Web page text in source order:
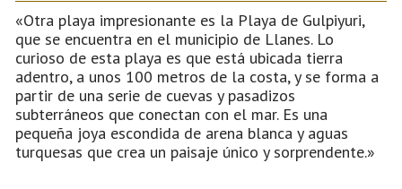
«Otra playa impresionante es la Playa de Gulpiyuri,
que se encuentra en el municipio de Llanes. Lo
curioso de esta playa es que está ubicada tierra
adentro, a unos 100 metros de la costa, y se forma a
partir de una serie de cuevas y pasadizos
subterráneos que conectan con el mar. Es una
pequeña joya escondida de arena blanca y aguas
turquesas que crea un paisaje único y sorprendente.»